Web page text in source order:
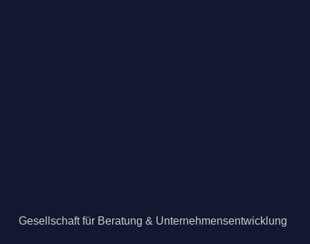
Gesellschaft für Beratung & Unternehmensentwicklung